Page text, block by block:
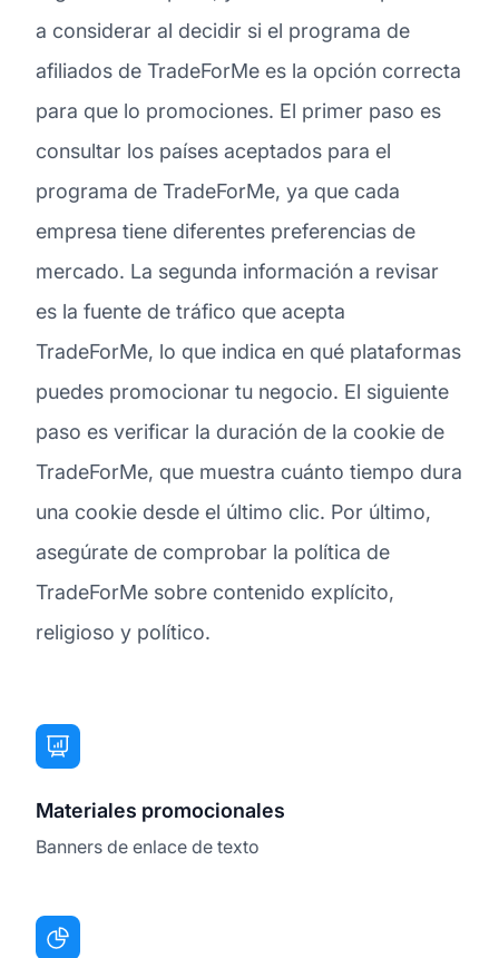
a considerar al decidir si el programa de
afiliados de TradeForMe es la opción correcta
para que lo promociones. El primer paso es
consultar los países aceptados para el
programa de TradeForMe, ya que cada
empresa tiene diferentes preferencias de
mercado. La segunda información a revisar
es la fuente de tráfico que acepta
TradeForMe, lo que indica en qué plataformas
puedes promocionar tu negocio. El siguiente
paso es verificar la duración de la cookie de
TradeForMe, que muestra cuánto tiempo dura
una cookie desde el último clic. Por último,
asegúrate de comprobar la política de
TradeForMe sobre contenido explícito,
religioso y político.
Materiales promocionales
Banners de enlace de texto